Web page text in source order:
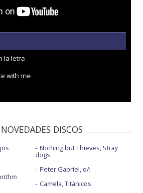
la letra
with me
DISCOS
Nothing but Thieves, Stray
dogs
Peter Gabriel, o/i
Camela, Titánicos